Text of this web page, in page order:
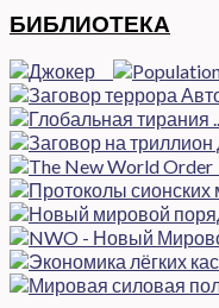
БИБЛИОТЕКА